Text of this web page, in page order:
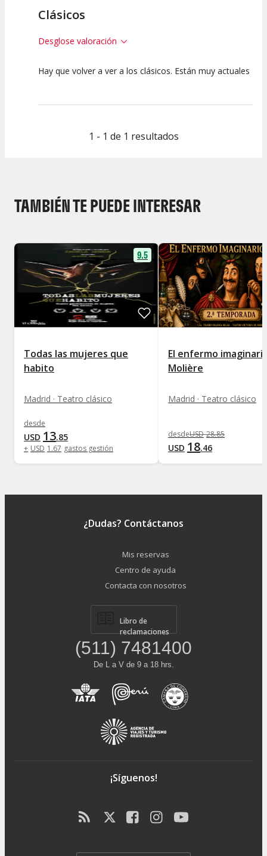
Clásicos
Desglose valoración
10
Espectáculo
10
Escena
10
artística
Hay que volver a ver a los clásicos. Están muy actuales
1 - 1 de 1 resultados
TAMBIÉN TE PUEDE INTERESAR
9.5
Todas las mujeres que
habito
Madrid · Teatro clásico
desde
USD 13.85
+ USD 1 .67 gastos gestión
El enfermo
Molière
Madrid · Teatro clásico
desdeUSD 28.85
USD 18.46
¿Dudas? Contáctanos
Mis reservas
Centro de ayuda
Contacta con nosotros
Libro de
reclamaciones
(511) 7481400
De L a V de 9 a 18 hrs.
¡Síguenos!